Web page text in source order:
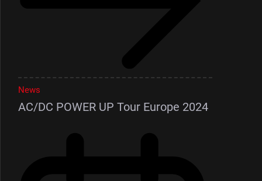
News
AC/DC POWER UP Tour Europe 2024